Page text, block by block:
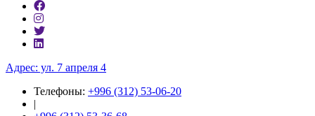
Адрес: ул. 7 апреля 4
Телефоны: +996 (312) 53-06-20
|